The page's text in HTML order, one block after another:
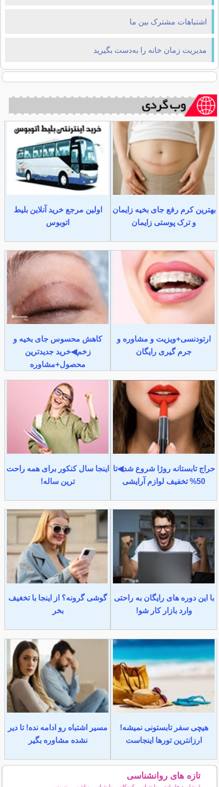
اشتباهات مشترک بین ما
مدیریت زمان خانه‌ را به‌دست بگیرید
بهترین کرم رفع جای بخیه زایمان
و ترک پوستی زایمان
اولین مرجع خرید آنلاین بلیط
اتوبوس
ارتودنسی+ویزیت و مشاوره و
جرم گیری رایگان
کاهش محسوس جای بخیه و
زخم◀خرید جدیدترین
محصول+مشاوره
حراج تابستانه روژا شروع شد◀تا
50% تخفیف لوازم آرایشی
اینجا سال کنکور برای همه راحت
ترین ساله!
با این دوره های رایگان به راحتی
وارد بازار کار شو!
گوشی گرونه؟ از اینجا با تخغیف
بخر
هیچی سفر تابستونی نمیشه!
ارزانترین تورها اینجاست
مسیر اشتباه رو ادامه نده! تا دیر
نشده مشاوره بگیر
تازه های روانشناسی